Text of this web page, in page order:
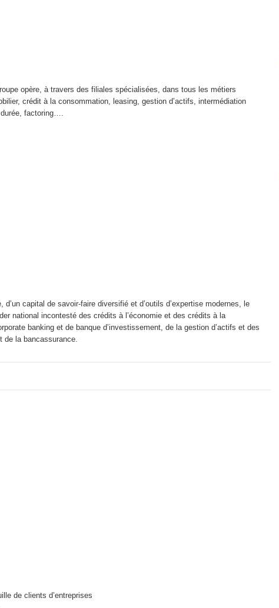
opère, à travers des filiales spécialisées, dans tous les métiers
crédit à la consommation, leasing, gestion d’actifs, intermédiation
durée, factoring….
d’un capital de savoir-faire diversifié et d’outils d’expertise modernes, le
national incontesté des crédits à l’économie et des crédits à la
banking et de banque d’investissement, de la gestion d’actifs et des
de la bancassurance.
de clients d’entreprises